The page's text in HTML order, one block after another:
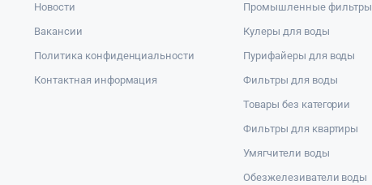
Новости
Вакансии
Политика конфиденциальности
Контактная информация
Промышленные фильтры
Кулеры для воды
Пурифайеры для воды
Фильтры для воды
Товары без категории
Фильтры для квартиры
Умягчители воды
Обезжелезиватели воды